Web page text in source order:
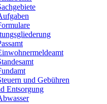
und Gebühren
Entsorgung